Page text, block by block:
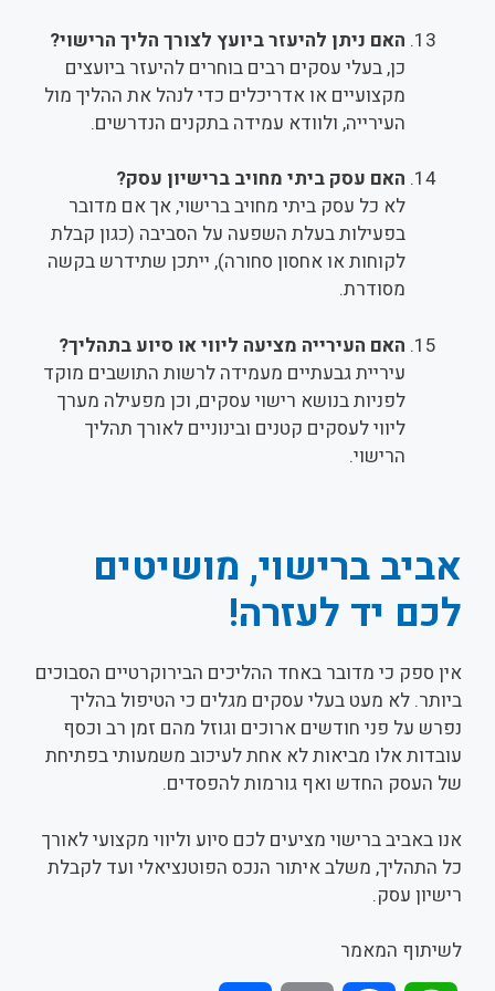
האם ניתן להיעזר ביועץ לצורך הליך הרישוי?
כן, בעלי עסקים רבים בוחרים להיעזר ביועצים
מקצועיים או אדריכלים כדי לנהל את ההליך מול
העירייה, ולוודא עמידה בתקנים הנדרשים.
האם עסק ביתי מחויב ברישיון עסק?
לא כל עסק ביתי מחויב ברישוי, אך אם מדובר
בפעילות בעלת השפעה על הסביבה (כגון קבלת
לקוחות או אחסון סחורה), ייתכן שתידרש בקשה
מסודרת.
האם העירייה מציעה ליווי או סיוע בתהליך?
עיריית גבעתיים מעמידה לרשות התושבים מוקד
לפניות בנושא רישוי עסקים, וכן מפעילה מערך
ליווי לעסקים קטנים ובינוניים לאורך תהליך
הרישוי.
אביב ברישוי, מושיטים
לכם יד לעזרה!
אין ספק כי מדובר באחד ההליכים הבירוקרטיים הסבוכים
ביותר. לא מעט בעלי עסקים מגלים כי הטיפול בהליך
נפרש על פני חודשים ארוכים וגוזל מהם זמן רב וכסף
עובדות אלו מביאות לא אחת לעיכוב משמעותי בפתיחת
של העסק החדש ואף גורמות להפסדים.
אנו באביב ברישוי מציעים לכם סיוע וליווי מקצועי לאורך
כל התהליך, משלב איתור הנכס הפוטנציאלי ועד לקבלת
רישיון עסק.
לשיתוף המאמר